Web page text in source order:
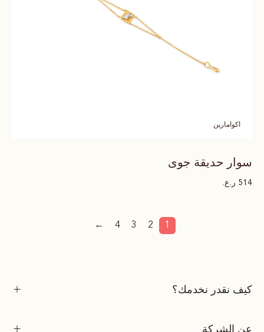
اكوامارين
سوار حديقة جوى
514 ر.ع.
1
2
3
4
←
كيف نقدر نخدمك؟
عن الشركة